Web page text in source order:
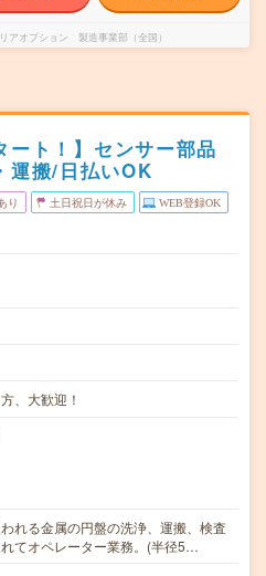
アオプション 製造事業部（全国）
ート！】センサー部品
運搬/日払いOK
り 土日祝日が休み WEB登録OK
、大歓迎！
れる金属の円盤の洗浄、運搬、検査
てオペレーター業務。(半径5…